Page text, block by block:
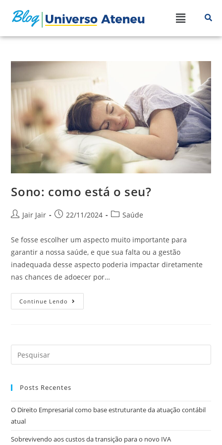
Sono: como está o seu?
Jair Jair 22/11/2024 Saúde
Se fosse escolher um aspecto muito importante para
garantir a nossa saúde, e que sua falta ou a gestão
inadequada desse aspecto poderia impactar diretamente
nas chances de adoecer por…
Continue Lendo
Posts Recentes
O Direito Empresarial como base estruturante da atuação contábil
atual
Sobrevivendo aos custos da transição para o novo IVA